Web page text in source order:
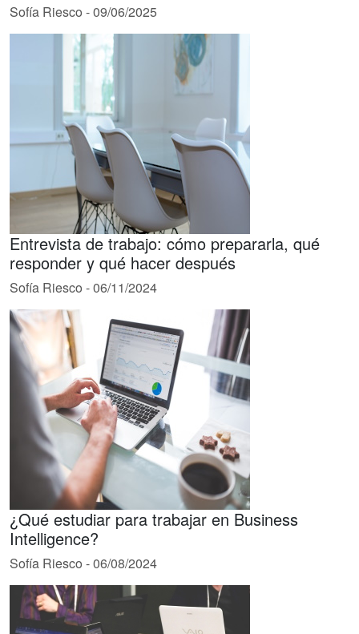
Sofía Riesco -09/06/2025
Entrevista de trabajo: cómo prepararla, qué
responder y qué hacer después
Sofía Riesco -06/11/2024
¿Qué estudiar para trabajar en Business
Intelligence?
Sofía Riesco -06/08/2024